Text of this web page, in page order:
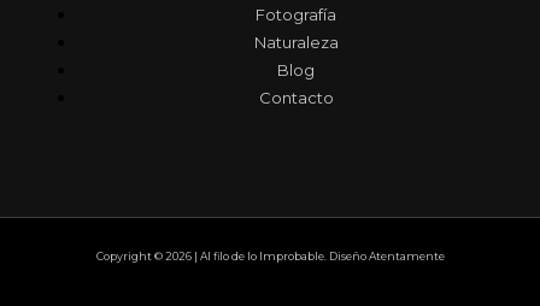
Fotografía
Naturaleza
Blog
Contacto
Copyright © 2026 | Al filo de lo Improbable. Diseño Atentamente